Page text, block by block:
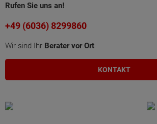
Rufen Sie uns an!
+49 (6036) 8299860
Wir sind Ihr Berater vor Ort
KONTAKT